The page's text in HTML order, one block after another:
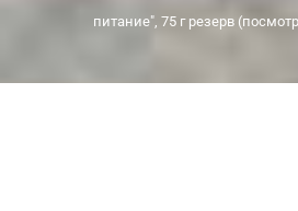
питание", 75 г резерв